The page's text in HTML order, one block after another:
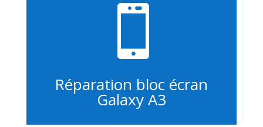

Réparation bloc écran
Galaxy A3